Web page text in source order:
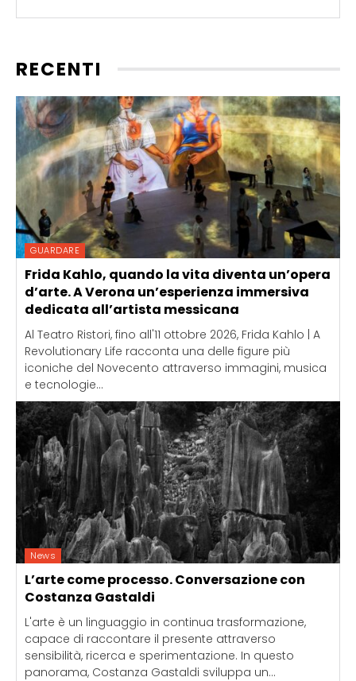
RECENTI
GUARDARE
Frida Kahlo, quando la vita diventa un’opera
d’arte. A Verona un’esperienza immersiva
dedicata all’artista messicana
Al Teatro Ristori, fino all'11 ottobre 2026, Frida Kahlo | A
Revolutionary Life racconta una delle figure più
iconiche del Novecento attraverso immagini, musica
e tecnologie...
News
L’arte come processo. Conversazione con
Costanza Gastaldi
L'arte è un linguaggio in continua trasformazione,
capace di raccontare il presente attraverso
sensibilità, ricerca e sperimentazione. In questo
panorama, Costanza Gastaldi sviluppa un...